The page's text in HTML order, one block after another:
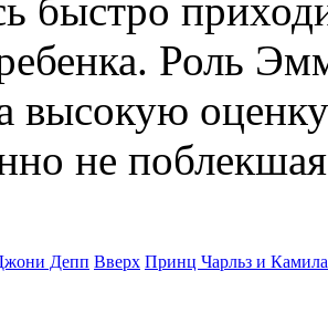
быстро
Роль
высокую
не
Депп Вверх Принц Чарльз и Камила